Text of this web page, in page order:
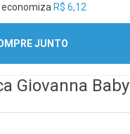
economiza R$ 6,12
JUNTO
Giovanna Baby